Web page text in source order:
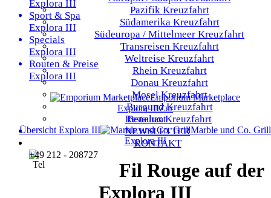
Pazifik Kreuzfahrt
Südamerika Kreuzfahrt
Südeuropa / Mittelmeer Kreuzfahrt
Transreisen Kreuzfahrt
Weltreise Kreuzfahrt
Rhein Kreuzfahrt
Donau Kreuzfahrt
MoselKreuzfahrt
BurgundKreuzfahrt
BeneluxKreuzfahrt
NEWSLETTER
KONTAKT
+49 212 - 208727
Explora III
Sport & Spa
Explora III
Specials
Explora III
Routen & Preise
Explora III
Emporium Marketplace
Explora IIIZur
Restaurant
Übersicht Explora III
Marble und Co. Grill
Explora III
Fil Rouge auf der
Explora III